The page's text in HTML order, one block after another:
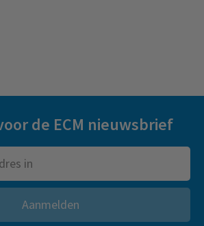
de ECM nieuwsbrief
Aanmelden